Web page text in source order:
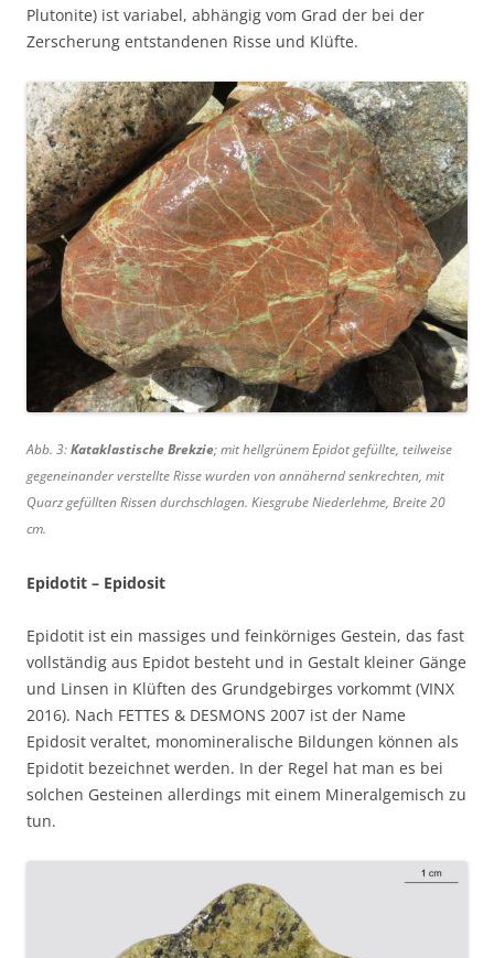
Plutonite) ist variabel, abhängig vom Grad der bei der
Zerscherung entstandenen Risse und Klüfte.
Abb. 3:Kataklastische Brekzie; mit hellgrünem Epidot gefüllte, teilweise
gegeneinander verstellte Risse wurden von annähernd senkrechten, mit
Quarz gefüllten Rissen durchschlagen. Kiesgrube Niederlehme, Breite 20
cm.
Epidotit – Epidosit
Epidotit ist ein massiges und feinkörniges Gestein, das fast
vollständig aus Epidot besteht und in Gestalt kleiner Gänge
und Linsen in Klüften des Grundgebirges vorkommt (VINX
2016). Nach FETTES & DESMONS 2007 ist der Name
Epidosit veraltet, monomineralische Bildungen können als
Epidotit bezeichnet werden. In der Regel hat man es bei
solchen Gesteinen allerdings mit einem Mineralgemisch zu
tun.